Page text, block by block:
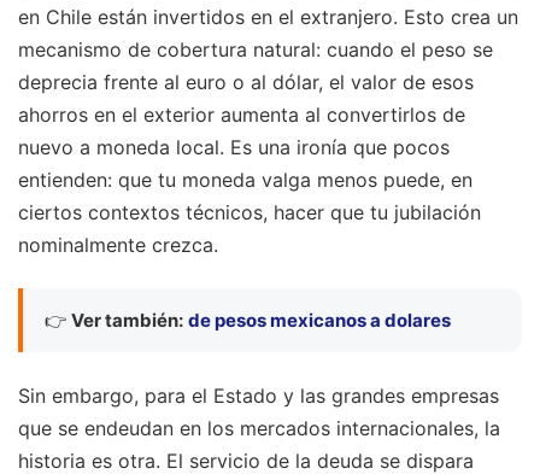
en Chile están invertidos en el extranjero. Esto crea un
mecanismo de cobertura natural: cuando el peso se
deprecia frente al euro o al dólar, el valor de esos
ahorros en el exterior aumenta al convertirlos de
nuevo a moneda local. Es una ironía que pocos
entienden: que tu moneda valga menos puede, en
ciertos contextos técnicos, hacer que tu jubilación
nominalmente crezca.
👉 Ver también: de pesos mexicanos a dolares
Sin embargo, para el Estado y las grandes empresas
que se endeudan en los mercados internacionales, la
historia es otra. El servicio de la deuda se dispara